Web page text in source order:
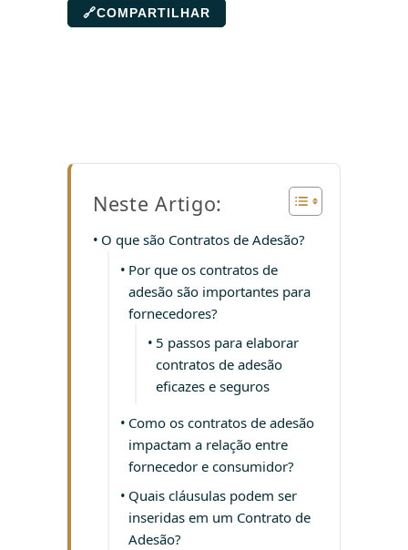
🔗COMPARTILHAR
Neste Artigo:
O que são Contratos de Adesão?
Por que os contratos de
adesão são importantes para
fornecedores?
5 passos para elaborar
contratos de adesão
eficazes e seguros
Como os contratos de adesão
impactam a relação entre
fornecedor e consumidor?
Quais cláusulas podem ser
inseridas em um Contrato de
Adesão?